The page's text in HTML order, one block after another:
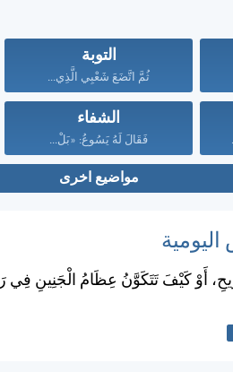
التوبة
ثُمَّ اتَّضَعَ شَعْبِي الَّذِي...
الشفاء
فَقَالَ لَهُ يَسُوعُ: «بَلْ...
مواضيع اخرى
أَوْ كَيْفَ تَتَكَوَّنُ عِظَامُ الْجَنِينِ فِي